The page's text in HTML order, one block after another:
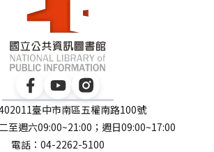
臺中市南區五權南路100號
至週六09:00~21:00；週日09:00~17:00
電話：04-2262-5100